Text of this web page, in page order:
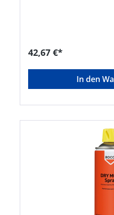
Wasserorganismen mit
Hinweis: Nur für industrielle oder gewerbliche
Am Eichenbach 14,
42,67 €*
In den